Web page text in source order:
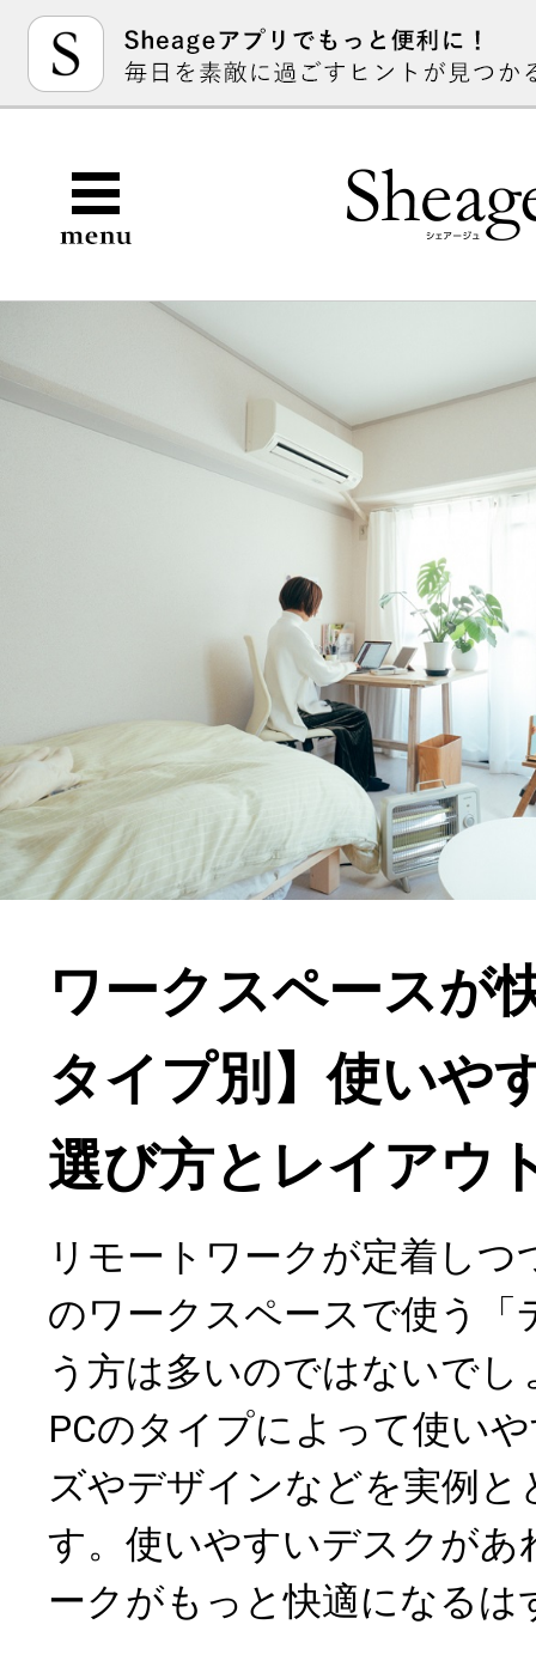
ワークスペースが
タイプ別】使いや
選び方とレイアウ
リモートワークが定着しつ
のワークスペースで使う「
う方は多いのではないでし
PCのタイプによって使い
ズやデザインなどを実例と
す。使いやすいデスクがあ
ークがもっと快適になるは